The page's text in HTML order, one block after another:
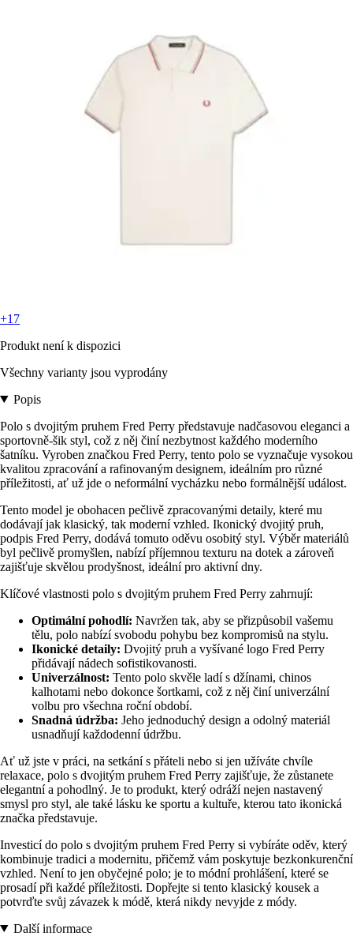
+17
Produkt není k dispozici
Všechny varianty jsou vyprodány
Popis
Polo s dvojitým pruhem Fred Perry představuje nadčasovou eleganci a
sportovně-šik styl, což z něj činí nezbytnost každého moderního
šatníku. Vyroben značkou Fred Perry, tento polo se vyznačuje vysokou
kvalitou zpracování a rafinovaným designem, ideálním pro různé
příležitosti, ať už jde o neformální vycházku nebo formálnější událost.
Tento model je obohacen pečlivě zpracovanými detaily, které mu
dodávají jak klasický, tak moderní vzhled. Ikonický dvojitý pruh,
podpis Fred Perry, dodává tomuto oděvu osobitý styl. Výběr materiálů
byl pečlivě promyšlen, nabízí příjemnou texturu na dotek a zároveň
zajišťuje skvělou prodyšnost, ideální pro aktivní dny.
Klíčové vlastnosti polo s dvojitým pruhem Fred Perry zahrnují:
Optimální pohodlí: Navržen tak, aby se přizpůsobil vašemu
tělu, polo nabízí svobodu pohybu bez kompromisů na stylu.
Ikonické detaily: Dvojitý pruh a vyšívané logo Fred Perry
přidávají nádech sofistikovanosti.
Univerzálnost: Tento polo skvěle ladí s džínami, chinos
kalhotami nebo dokonce šortkami, což z něj činí univerzální
volbu pro všechna roční období.
Snadná údržba: Jeho jednoduchý design a odolný materiál
usnadňují každodenní údržbu.
Ať už jste v práci, na setkání s přáteli nebo si jen užíváte chvíle
relaxace, polo s dvojitým pruhem Fred Perry zajišťuje, že zůstanete
elegantní a pohodlný. Je to produkt, který odráží nejen nastavený
smysl pro styl, ale také lásku ke sportu a kultuře, kterou tato ikonická
značka představuje.
Investicí do polo s dvojitým pruhem Fred Perry si vybíráte oděv, který
kombinuje tradici a modernitu, přičemž vám poskytuje bezkonkurenční
vzhled. Není to jen obyčejné polo; je to módní prohlášení, které se
prosadí při každé příležitosti. Dopřejte si tento klasický kousek a
potvrďte svůj závazek k módě, která nikdy nevyjde z módy.
Další informace